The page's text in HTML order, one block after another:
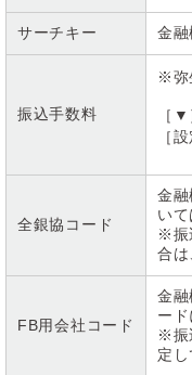
サーチキー 金融
振込手数料
※弥
［
［
全銀協コード
金
い
※振
合
FB用会社コード
金
ー
※振
定